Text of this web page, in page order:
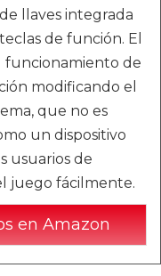
llaves integrada
de función. El
funcionamiento de
modificando el
que no es
un dispositivo
usuarios de
juego fácilmente.
en Amazon